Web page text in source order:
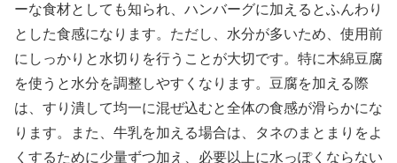
ーな食材としても知られ、ハンバーグに加えるとふんわり
とした食感になります。ただし、水分が多いため、使用前
にしっかりと水切りを行うことが大切です。特に木綿豆腐
を使うと水分を調整しやすくなります。豆腐を加える際
は、すり潰して均一に混ぜ込むと全体の食感が滑らかにな
ります。また、牛乳を加える場合は、タネのまとまりをよ
くするために少量ずつ加え、必要以上に水っぽくならない